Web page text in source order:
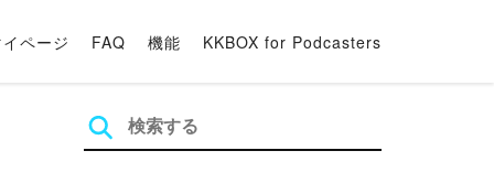
ページ FAQ 機能 KKBOX for Podcasters